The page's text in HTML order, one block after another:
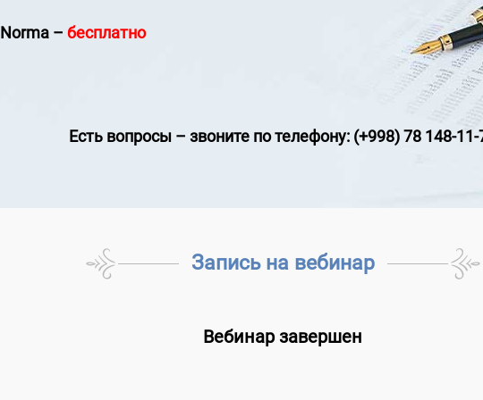
Norma – бесплатно
Есть вопросы – звоните по телефону: (+998) 78 148-11-
Запись на вебинар
Вебинар завершен